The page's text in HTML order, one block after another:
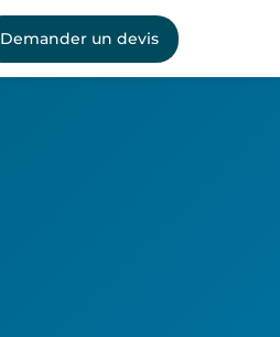
Demander un devis